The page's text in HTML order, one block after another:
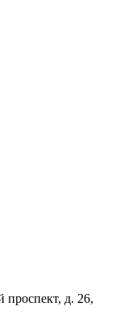
проспект, д. 26,